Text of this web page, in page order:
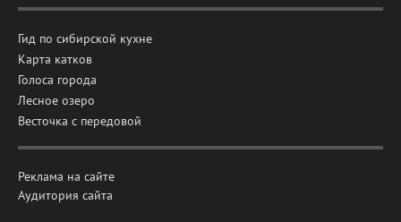
Гид по сибирской кухне
Карта катков
Голоса города
Лесное озеро
Весточка с передовой
Реклама на сайте
Аудитория сайта